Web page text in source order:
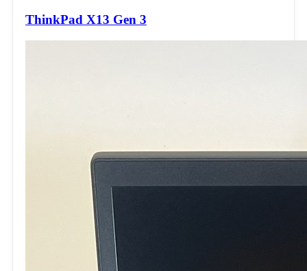
ThinkPad X13 Gen 3